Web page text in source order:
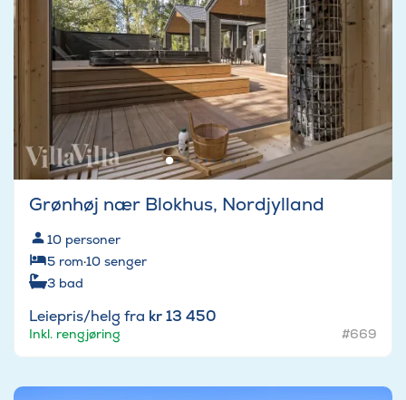
Grønhøj nær Blokhus, Nordjylland
10 personer
5 rom·10 senger
3 bad
Leiepris/helg fra kr 13 450
Inkl. rengjøring #669